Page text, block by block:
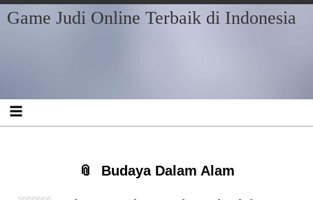
Skip
to
Skip
to
Skip
to
Skip
to
Skip
to
Skip
to
Skip
to
Game Judi Online Terbaik di Indonesia
Budaya Dalam Alam